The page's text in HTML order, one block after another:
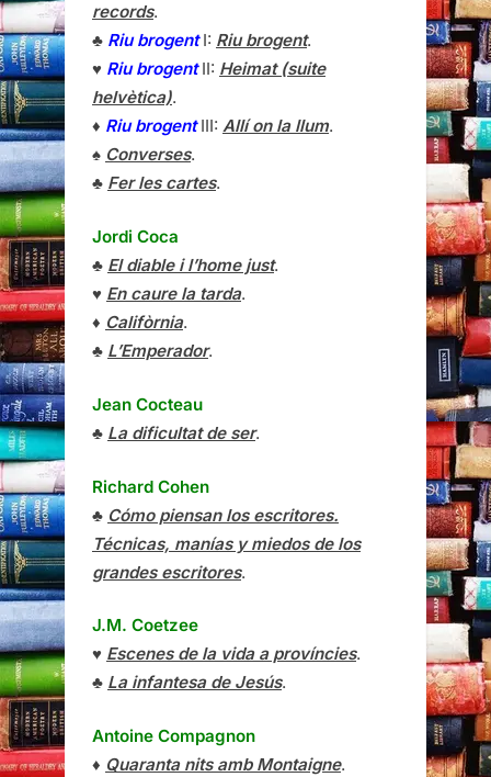
records.
♣ Riu brogentI: Riu brogent.
♥ Riu brogentII: Heimat (suite
helvètica).
♦ Riu brogentIII: Allí on la llum.
♠ Converses.
♣ Fer les cartes.
Jordi Coca
♣ El diable i l’home just.
♥ En caure la tarda.
♦ Califòrnia.
♣ L’Emperador.
Jean Cocteau
♣ La dificultat de ser.
Richard Cohen
♣ Cómo piensan los escritores.
Técnicas, manías y miedos de los
grandes escritores.
J.M. Coetzee
♥ Escenes de la vida a províncies.
♣ La infantesa de Jesús.
Antoine Compagnon
♦ Quaranta nits amb Montaigne.